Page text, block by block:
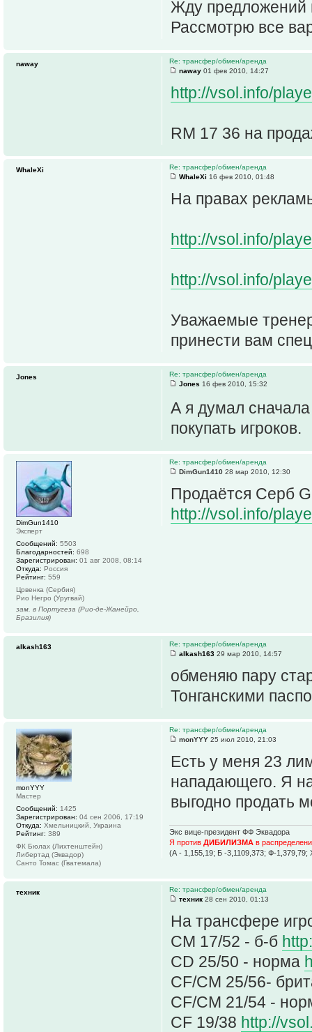
Жду предложений
Рассмотрю все
Re: трансфер/обмен/аренда
naway 01 фев 2010, 14:27
http://vsol.info/
RM 17 36 на
naway
Re: трансфер/обмен/аренда
WhaleXi 16 фев 2010, 01:48
На правах
http://vsol.info/
http://vsol.info/
Уважаемые
принести вам
WhaleXi
Re: трансфер/обмен/аренда
Jones 16 фев 2010, 15:32
А я думал
покупать игроков.
Jones
Re: трансфер/обмен/аренда
DimGun1410 28 мар 2010, 12:30
Продаётся Серб
http://vsol.info/
DimGun1410
Эксперт
Сообщений: 5503
Благодарностей: 698
Зарегистрирован: 01 авг 2008, 08:14
Откуда: Россия
Рейтинг: 559
Црвенка (Сербия)
Рио Негро (Уругвай)
зам. в Португеза (Рио-де-Жанейро,
Бразилия)
Re: трансфер/обмен/аренда
alkash163 29 мар 2010, 14:57
обменяю пару
Тонганскими
alkash163
Re: трансфер/обмен/аренда
monYYY 25 июл 2010, 21:03
Есть у меня 23
нападающего. Я
выгодно продать
Экс вице-президент ФФ Эквадора
Я против ДИБИЛИЗМА в
(А - 1,155,19; Б -3,1109,373; Ф-1,379,79;
monYYY
Мастер
Сообщений: 1425
Зарегистрирован: 04 сен 2006, 17:19
Откуда: Хмельницкий, Украина
Рейтинг: 389
ФК Бюлах (Лихтенштейн)
Либертад (Эквадор)
Санто Томас (Гватемала)
Re: трансфер/обмен/аренда
техник 28 сен 2010, 01:13
На трансфере
СМ 17/52 - б-б
CD 25/50 - норма
CF/CM 25/56-
CF/CM 21/54 -
CF 19/38 http://
техник